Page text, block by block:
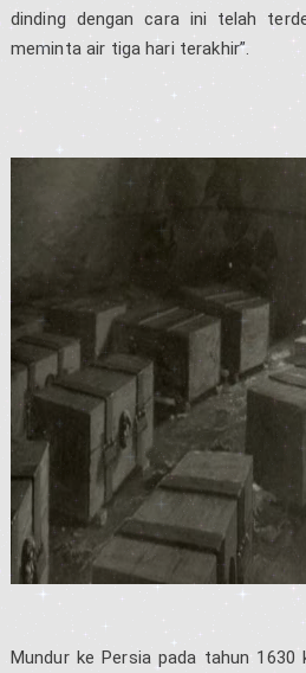
dinding dengan cara ini telah
meminta air tiga hari terakhir”.
Mundur ke Persia pada tahun 1630